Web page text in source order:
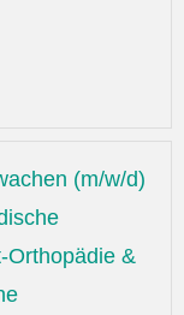
(m/w/d)
Orthopädie &